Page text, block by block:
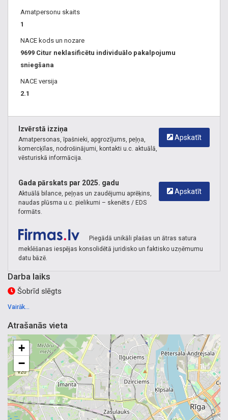
Amatpersonu skaits
1
NACE kods un nozare
9699 Citur neklasificētu individuālo pakalpojumu
sniegšana
NACE versija
2.1
Apskatīt
Izvērstā izziņa
Amatpersonas, īpašnieki, apgrozījums, peļņa,
komercķīlas, nodrošinājumi, kontakti u.c. aktuālā,
vēsturiskā informācija.
Apskatīt
Gada pārskats par 2025. gadu
Aktuālā bilance, peļņas un zaudējumu aprēķins,
naudas plūsma u.c. pielikumi – skenēts / EDS
formāts.
Piegādā unikāli plašas un ātras satura
meklēšanas iespējas konsolidētā juridisko un faktisko uzņēmumu
datu bāzē.
Darba laiks
Šobrīd slēgts
Vairāk...
Atrašanās vieta
+
−